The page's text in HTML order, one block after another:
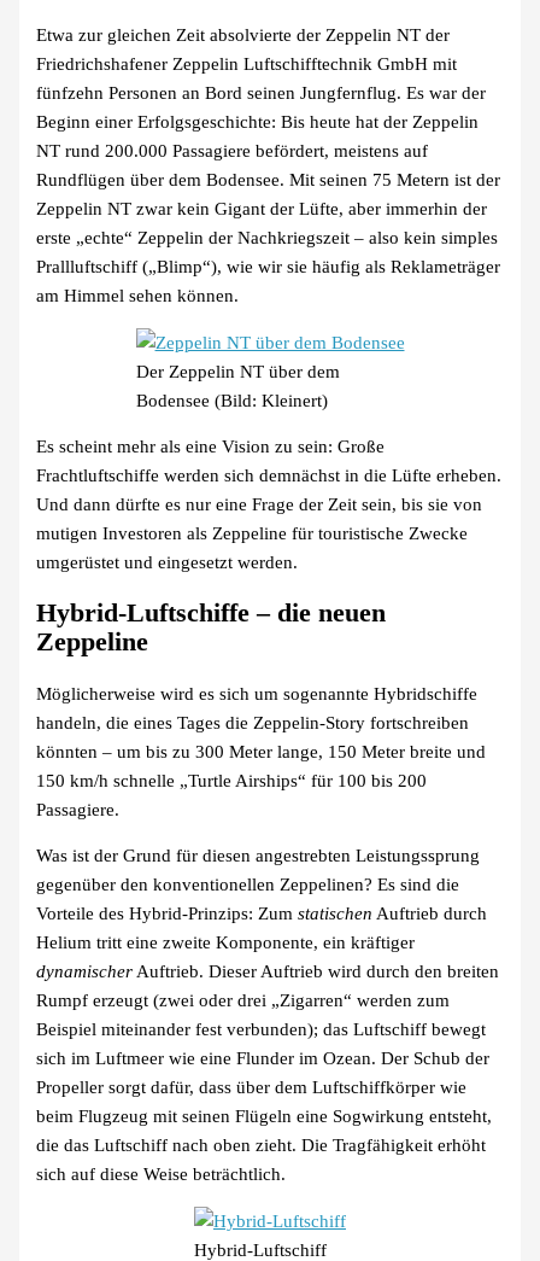
Etwa zur gleichen Zeit absolvierte der Zeppelin NT der
Friedrichshafener Zeppelin Luftschifftechnik GmbH mit
fünfzehn Personen an Bord seinen Jungfernflug. Es war der
Beginn einer Erfolgsgeschichte: Bis heute hat der Zeppelin
NT rund 200.000 Passagiere befördert, meistens auf
Rundflügen über dem Bodensee. Mit seinen 75 Metern ist der
Zeppelin NT zwar kein Gigant der Lüfte, aber immerhin der
erste „echte“ Zeppelin der Nachkriegszeit – also kein simples
Prallluftschiff („Blimp“), wie wir sie häufig als Reklameträger
am Himmel sehen können.
Der Zeppelin NT über dem
Bodensee (Bild: Kleinert)
Es scheint mehr als eine Vision zu sein: Große
Frachtluftschiffe werden sich demnächst in die Lüfte erheben.
Und dann dürfte es nur eine Frage der Zeit sein, bis sie von
mutigen Investoren als Zeppeline für touristische Zwecke
umgerüstet und eingesetzt werden.
Hybrid-Luftschiffe – die neuen
Zeppeline
Möglicherweise wird es sich um sogenannte Hybridschiffe
handeln, die eines Tages die Zeppelin-Story fortschreiben
könnten – um bis zu 300 Meter lange, 150 Meter breite und
150 km/h schnelle „Turtle Airships“ für 100 bis 200
Passagiere.
Was ist der Grund für diesen angestrebten Leistungssprung
gegenüber den konventionellen Zeppelinen? Es sind die
Vorteile des Hybrid-Prinzips: Zumstatischen Auftrieb durch
Helium tritt eine zweite Komponente, ein kräftiger
dynamischer Auftrieb. Dieser Auftrieb wird durch den breiten
Rumpf erzeugt (zwei oder drei „Zigarren“ werden zum
Beispiel miteinander fest verbunden); das Luftschiff bewegt
sich im Luftmeer wie eine Flunder im Ozean. Der Schub der
Propeller sorgt dafür, dass über dem Luftschiffkörper wie
beim Flugzeug mit seinen Flügeln eine Sogwirkung entsteht,
die das Luftschiff nach oben zieht. Die Tragfähigkeit erhöht
sich auf diese Weise beträchtlich.
Hybrid-Luftschiff